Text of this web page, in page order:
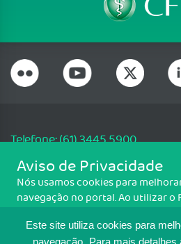
Este site utiliza cookies para
Telefone: (61) 3445 5900
Email: cfm@portalmedico.org.br
SGAS 616, Conjunto D, Lote 115, L2 Sul,
CNPJ: 33.583.550/0001-30
Aviso de Privacidade
Nós usamos cookies para
navegação no portal. Ao utilizar o
Para ter mais informações sobre